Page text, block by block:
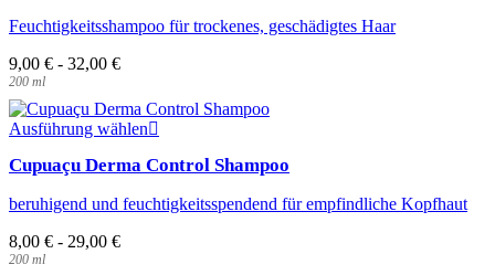
Varianten
können
Produktseite
werden
Feuchtigkeitsshampoo für trockenes, geschädigtes Haar
9,00 € - 32,00 €
200 ml
Ausführung wählen
weist
Varianten
Cupuaçu Derma Control Shampoo
beruhigend und feuchtigkeitsspendend für empfindliche Kopfhaut
8,00 € - 29,00 €
200 ml